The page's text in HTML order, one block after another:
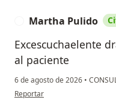
Martha Pulido
Excescuchaelente
al paciente
6 de agosto de 2026 •
en opinión del usuario Martha
Reportar